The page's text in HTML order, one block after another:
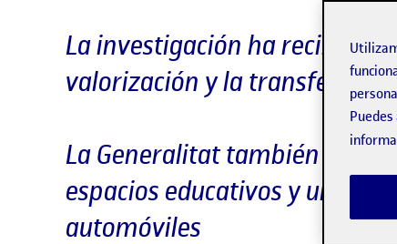
La investigación ha recibido
valorización y la
La Generalitat también ha
espacios educativos y una
automóviles